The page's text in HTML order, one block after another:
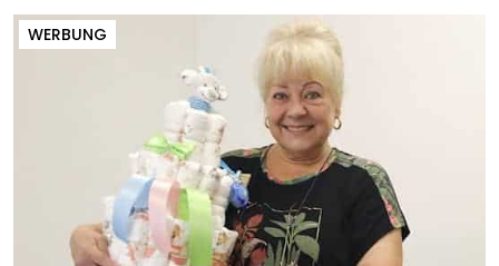
WERBUNG